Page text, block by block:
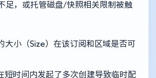
足，或托管磁盘/快照相关限制被触
大小（Size）在该订阅和区域是否可
短时间内发起了多次创建导致临时配